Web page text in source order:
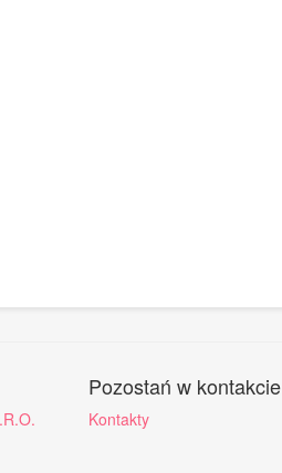
Pozostań w kontakcie
Kontakty